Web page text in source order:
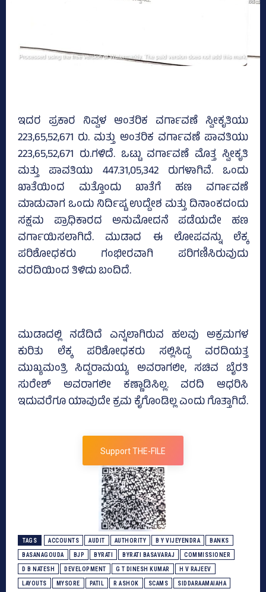
ಇದರ ಪ್ರಕಾರ ನಿವ್ವಳ ಆಂತರಿಕ ವರ್ಗಾವಣೆ ಸ್ವೀಕೃತಿಯು
223,65,52,671 ರು. ಮತ್ತು ಅಂತರಿಕ ವರ್ಗಾವಣೆ ಪಾವತಿಯು
223,65,52,671 ರು.ಗಳಿದೆ. ಒಟ್ಟು ವರ್ಗಾವಣೆ ಮೊತ್ತ ಸ್ವೀಕೃತಿ
ಮತ್ತು ಪಾವತಿಯು 447.31,05,342 ರುಗಳಾಗಿವೆ. ಒಂದು
ಖಾತೆಯಿಂದ ಮತ್ತೊಂದು ಖಾತೆಗೆ ಹಣ ವರ್ಗಾವಣೆ
ಮಾಡುವಾಗ ಒಂದು ನಿರ್ದಿಷ್ಟ ಉದ್ದೇಶ ಮತ್ತು ದಿನಾಂಕದಂದು
ಸಕ್ಷಮ ಪ್ರಾಧಿಕಾರದ ಅನುಮೋದನೆ ಪಡೆಯದೇ ಹಣ
ವರ್ಗಾಯಿಸಲಾಗಿದೆ. ಮುಡಾದ ಈ ಲೋಪವನ್ನು ಲೆಕ್ಕ
ಪರಿಶೋಧಕರು ಗಂಭೀರವಾಗಿ ಪರಿಗಣಿಸಿರುವುದು
ವರದಿಯಿಂದ ತಿಳಿದು ಬಂದಿದೆ.
ಮುಡಾದಲ್ಲಿ ನಡೆದಿದೆ ಎನ್ನಲಾಗಿರುವ ಹಲವು ಅಕ್ರಮಗಳ
ಕುರಿತು ಲೆಕ್ಕ ಪರಿಶೋಧಕರು ಸಲ್ಲಿಸಿದ್ದ ವರದಿಯತ್ತ
ಮುಖ್ಯಮಂತ್ರಿ ಸಿದ್ದರಾಮಯ್ಯ ಅವರಾಗಲೀ, ಸಚಿವ ಬೈರತಿ
ಸುರೇಶ್‌ ಅವರಾಗಲೀ ಕಣ್ಣಾಡಿಸಿಲ್ಲ. ವರದಿ ಆಧರಿಸಿ
ಇದುವರೆಗೂ ಯಾವುದೇ ಕ್ರಮ ಕೈಗೊಂಡಿಲ್ಲ ಎಂದು ಗೊತ್ತಾಗಿದೆ.
Support THE-FILE
TAGS ACCOUNTS AUDIT AUTHORITY B Y VIJEYENDRA BANKS
BASANAGOUDA BJP BYRATI BYRATI BASAVARAJ COMMISSIONER
D B NATESH DEVELOPMENT G T DINESH KUMAR H V RAJEEV
LAYOUTS MYSORE PATIL R ASHOK SCAMS SIDDARAAMAIAHA